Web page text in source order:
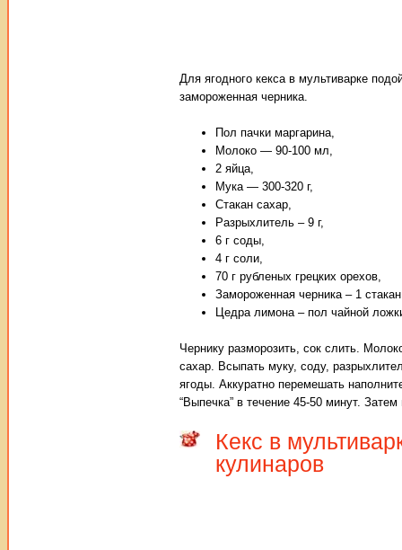
Для ягодного кекса в мультиварке
замороженная черника.
Пол пачки маргарина,
Молоко — 90-100 мл,
2 яйца,
Мука — 300-320 г,
Стакан сахар,
Разрыхлитель – 9 г,
6 г соды,
4 г соли,
70 г рубленых грецких орехов,
Замороженная черника – 1
Цедра лимона – пол чайной
Чернику разморозить, сок слить.
сахар. Всыпать муку, соду,
ягоды. Аккуратно перемешать
“Выпечка” в течение 45-50 минут.
Кекс в
кулинаров